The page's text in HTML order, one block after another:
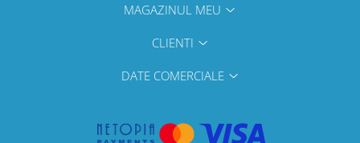
MAGAZINUL MEU
CLIENTI
DATE COMERCIALE